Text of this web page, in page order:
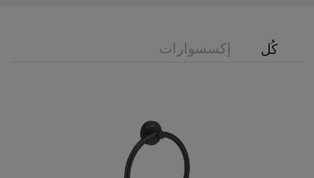
كُل إكسسوارات